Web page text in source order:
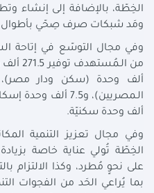
ومَد شبكات صرف صِحّي بأطوال
وفي مجال التوسّع في إتاحة
ألف وحدة سكنيّة.
وفي مجال تعزيز التنمية
الخِطّة تُولي عناية خاصة بزيادة
على نحوٍ مُطرد، وكذا الالتزام
بما يُراعي الحَد من الفجوات